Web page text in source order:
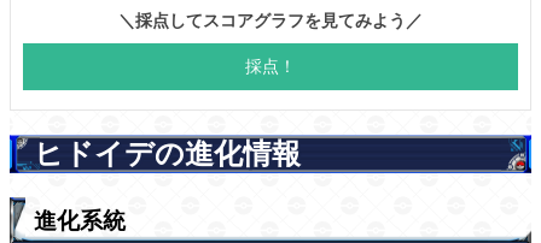
ヒドイデの進化情報
進化系統